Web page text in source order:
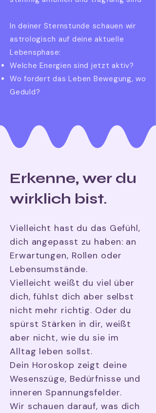
In deiner Sternstunde schauen wir
astrologisch auf deine aktuelle
Lebensphase:
Welche Energien sind jetzt aktiv?
Wo fordert das Leben Bewegung, wo
Geduld?
​​Erkenne, wer du
wirklich bist.
Vielleicht hast du das Gefühl,
dich angepasst zu haben: an
Erwartungen, Rollen oder
Lebensumstände.
Vielleicht weißt du viel über
dich, fühlst dich aber selbst
nicht mehr richtig. Oder du
spürst Stärken in dir, weißt
aber nicht, wie du sie im
Alltag leben sollst.
Dein Horoskop zeigt deine
Wesenszüge, Bedürfnisse und
inneren Spannungsfelder.
Wir schauen darauf, was dich